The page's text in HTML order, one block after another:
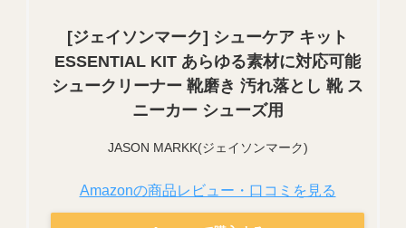
[ジェイソンマーク] シューケア キット
ESSENTIAL KIT あらゆる素材に対応可能
シュークリーナー 靴磨き 汚れ落とし 靴 ス
ニーカー シューズ用
JASON MARKK(ジェイソンマーク)
Amazonの商品レビュー・口コミを見る